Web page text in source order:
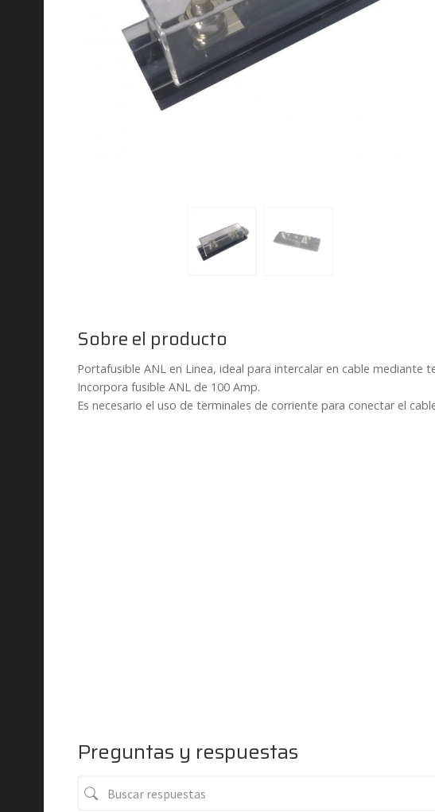
Sobre el producto
Portafusible ANL en Linea, ideal para intercalar en cable mediante
Incorpora fusible ANL de 100 Amp.
Es necesario el uso de terminales de corriente para conectar el
Preguntas y respuestas